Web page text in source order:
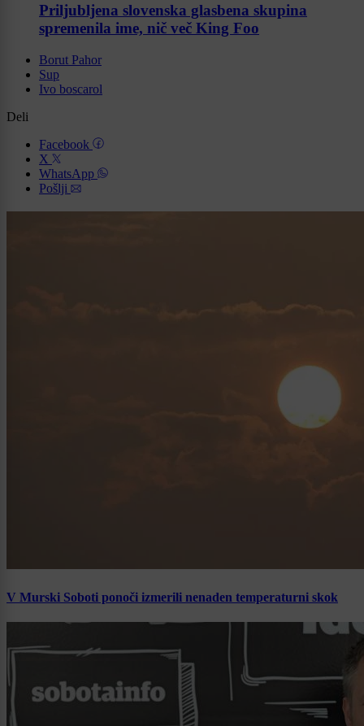
Priljubljena slovenska glasbena skupina
spremenila ime, nič več King Foo
Borut Pahor
Sup
Ivo boscarol
Deli
Facebook
X
WhatsApp
Pošlji
V Murski Soboti ponoči izmerili nenaden temperaturni skok